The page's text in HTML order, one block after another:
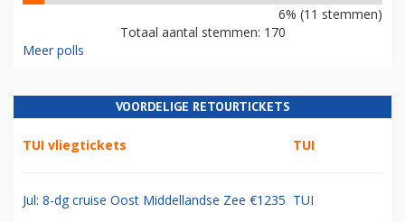
6% (11 stemmen)
Totaal aantal stemmen: 170
Meer polls
VOORDELIGE RETOURTICKETS
TUI vliegtickets TUI
Jul: 8-dg cruise Oost Middellandse Zee €1235 TUI